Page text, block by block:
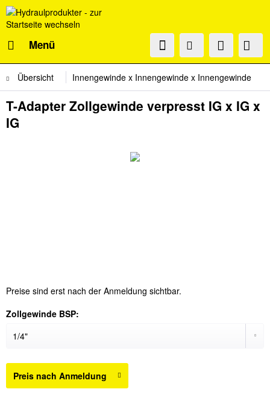
Menü
Übersicht Innengewinde x Innengewinde x Innengewinde
T-Adapter Zollgewinde verpresst IG x IG x
IG
Preise sind erst nach der Anmeldung sichtbar.
Zollgewinde BSP:
Preis nach Anmeldung